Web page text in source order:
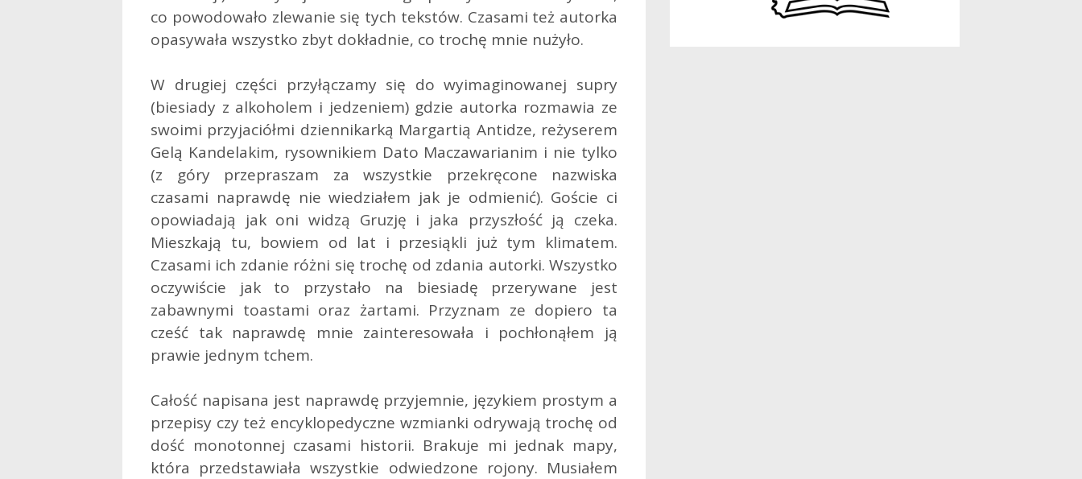
co powodowało zlewanie się tych tekstów. Czasami też autorka
opasywała wszystko zbyt dokładnie, co trochę mnie nużyło.
W drugiej części przyłączamy się do wyimaginowanej supry
(biesiady z alkoholem i jedzeniem) gdzie autorka rozmawia ze
swoimi przyjaciółmi dziennikarką Margartią Antidze, reżyserem
Gelą Kandelakim, rysownikiem Dato Maczawarianim i nie tylko
(z góry przepraszam za wszystkie przekręcone nazwiska
czasami naprawdę nie wiedziałem jak je odmienić). Goście ci
opowiadają jak oni widzą Gruzję i jaka przyszłość ją czeka.
Mieszkają tu, bowiem od lat i przesiąkli już tym klimatem.
Czasami ich zdanie różni się trochę od zdania autorki. Wszystko
oczywiście jak to przystało na biesiadę przerywane jest
zabawnymi toastami oraz żartami. Przyznam ze dopiero ta
cześć tak naprawdę mnie zainteresowała i pochłonąłem ją
prawie jednym tchem.
Całość napisana jest naprawdę przyjemnie, językiem prostym a
przepisy czy też encyklopedyczne wzmianki odrywają trochę od
dość monotonnej czasami historii. Brakuje mi jednak mapy,
która przedstawiała wszystkie odwiedzone rojony. Musiałem